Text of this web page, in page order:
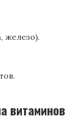
железо).
витаминов